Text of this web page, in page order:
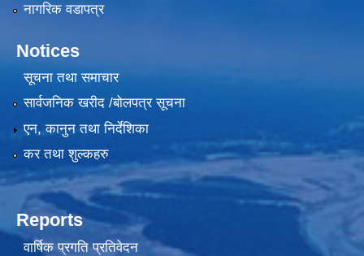
नागरिक वडापत्र
Notices
सूचना तथा समाचार
सार्वजनिक खरीद /बोलपत्र सूचना
एन, कानुन तथा निर्देशिका
कर तथा शुल्कहरु
Reports
वार्षिक प्रगति प्रतिवेदन